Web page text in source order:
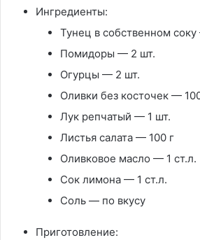
Ингредиенты:
Тунец в собственном
Помидоры — 2 шт.
Огурцы — 2 шт.
Оливки без косточек —
Лук репчатый — 1 шт.
Листья салата — 100 г
Оливковое масло — 1 ст.л.
Сок лимона — 1 ст.л.
Соль — по вкусу
Приготовление: